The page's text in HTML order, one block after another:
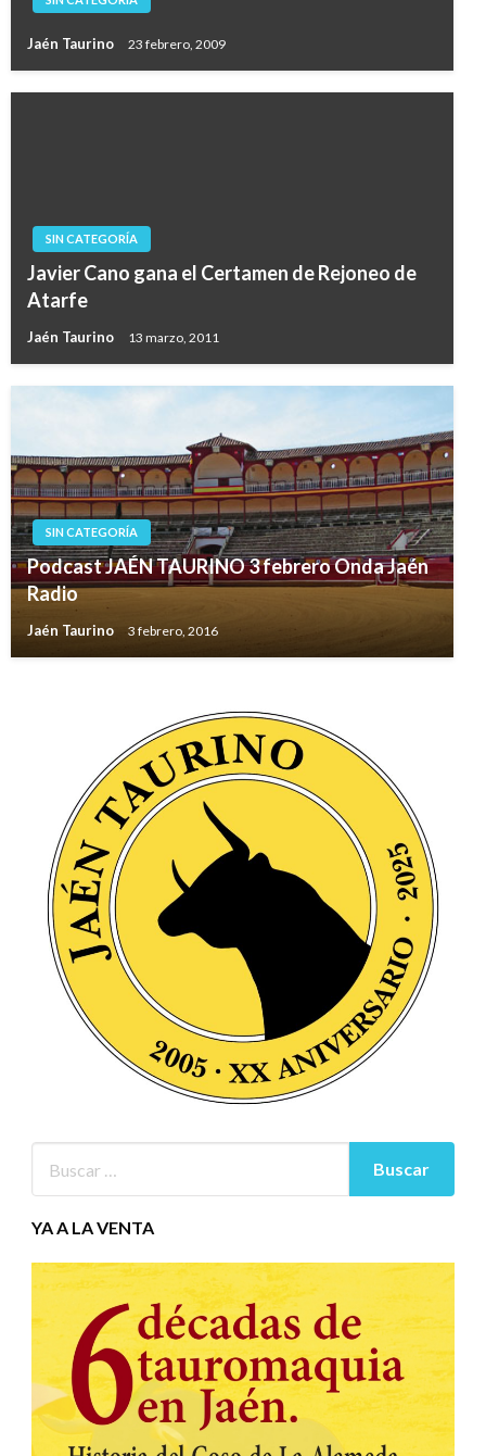
Jaén Taurino 23 febrero, 2009
SIN CATEGORÍA
Javier Cano gana el Certamen de Rejoneo de
Atarfe
Jaén Taurino 13 marzo, 2011
SIN CATEGORÍA
Podcast JAÉN TAURINO 3 febrero Onda Jaén
Radio
Jaén Taurino 3 febrero, 2016
YA A LA VENTA